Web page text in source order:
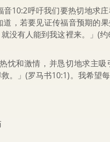
10:2呼吁我们要热切地求
，若要见证传福音预期的
没有人能到我这裡来。」(
和激情，并恳切地求主吸
。」(罗马书10:1)。我希望